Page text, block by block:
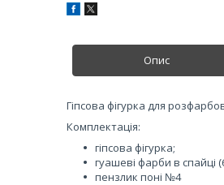
Опис
Гіпсова фігурка для
Комплектація:
гіпсова фігурка;
гуашеві фарби в спайці
пензлик поні №4